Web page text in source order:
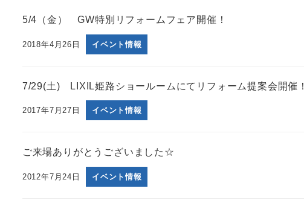
5/4（金） GW特別リフォームフェア開催！
2018年4月26日 イベント情報
7/29(土) LIXIL姫路ショールームにてリフォーム提案会開催！
2017年7月27日 イベント情報
ご来場ありがとうございました☆
2012年7月24日 イベント情報